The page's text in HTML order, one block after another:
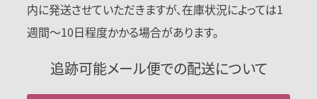
内に発送させていただきますが、在庫状況によっては1
週間〜10日程度かかる場合があります。
追跡可能メール便での配送について